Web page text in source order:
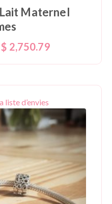
Maternel
$ 2,750.79
liste d’envies